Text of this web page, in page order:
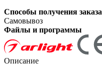
Способы получения заказа
Самовывоз
Файлы и программы
Описание